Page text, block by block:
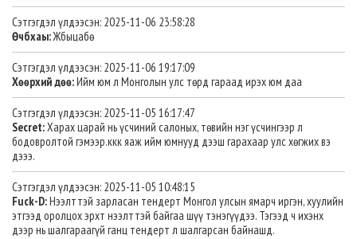
Сэтгэгдэл үлдээсэн: 2025-11-06 23:58:28
Өчбхаы:Жбыцабө
Сэтгэгдэл үлдээсэн: 2025-11-06 19:17:09
Хөөрхий дөө:Ийм юм л Монголын улс төрд гараад ирэх юм даа
Сэтгэгдэл үлдээсэн: 2025-11-05 16:17:47
Secret:Харах царай нь үсчиний салоных, төвийн нэг үсчингээр л
бодовролтой гэмээр.ккк яаж ийм юмнууд дээш гарахаар улс хөгжих вэ
дэээ.
Сэтгэгдэл үлдээсэн: 2025-11-05 10:48:15
Fuck-D:Нээлттэй зарласан тендерт Монгол улсын ямарч иргэн, хуулийн
этгээд оролцох эрхт нээлттэй байгаа шүү тэнэгүүдээ. Тэгээд ч ихэнх
дээр нь шалгараагүй ганц тендерт л шалгарсан байнашд.